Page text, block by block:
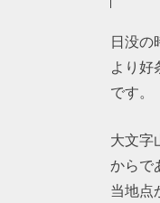
日没の
より
です。
大文字
からで
当地点